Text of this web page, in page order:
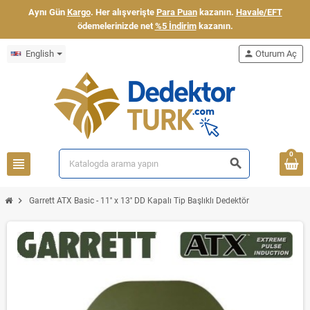
Aynı Gün Kargo. Her alışverişte Para Puankazanın. Havale/EFT
ödemelerinizde net %5 İndirimkazanın.
English
view_headline search
person Oturum Aç
0
chevron_right Garrett ATX Basic - 11'' x 13'' DD Kapalı Tip Başlıklı Dedektör